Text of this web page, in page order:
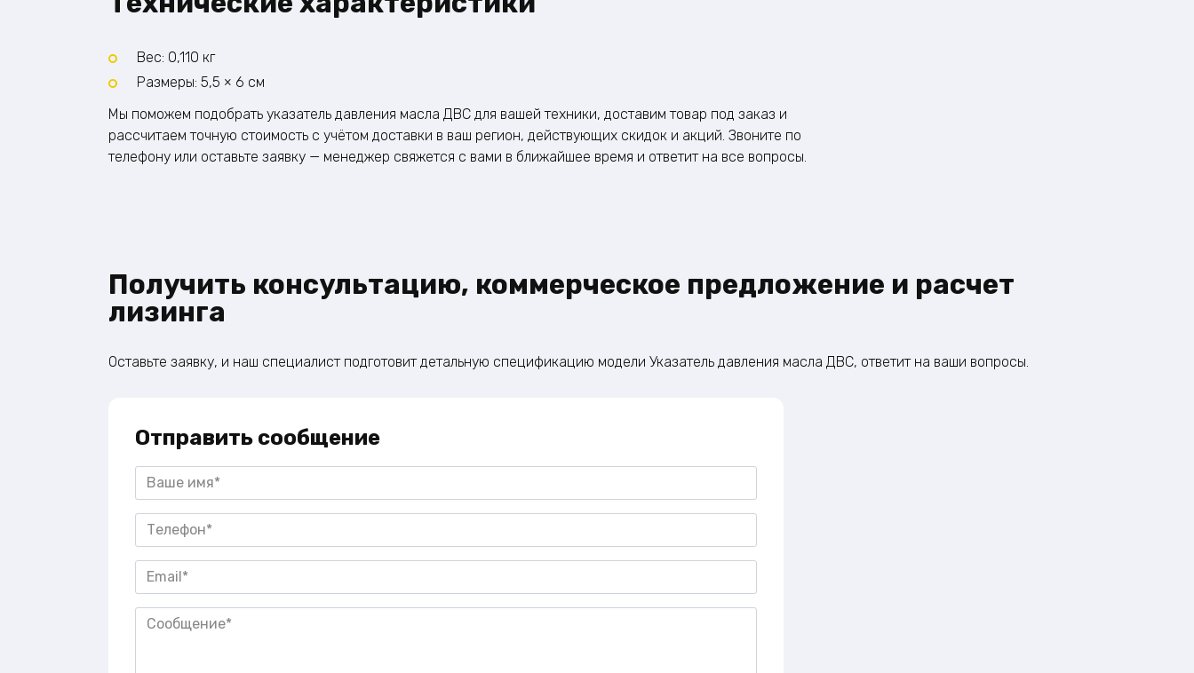
Вес: 0,110 кг
Размеры: 5,5 × 6 см
Мы поможем подобрать указатель давления масла ДВС для вашей техники, доставим товар под заказ и
рассчитаем точную стоимость с учётом доставки в ваш регион, действующих скидок и акций. Звоните по
телефону или оставьте заявку — менеджер свяжется с вами в ближайшее время и ответит на все вопросы.
Получить консультацию, коммерческое предложение и расчет
лизинга
Оставьте заявку, и наш специалист подготовит детальную спецификацию модели Указатель давления масла ДВС, ответит на ваши вопросы.
Отправить сообщение